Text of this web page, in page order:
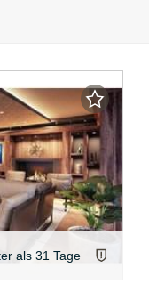
als 31 Tage